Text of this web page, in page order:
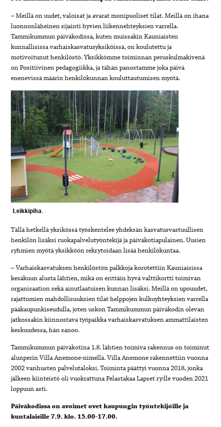
– Meillä on uudet, valoisat ja avarat monipuoliset tilat. Meillä on ihana
luonnonläheinen sijainti hyvien liikennehteyksien varrella.
Tammikummun päiväkodissa, kuten muissakin Kauniaisten
kunnallisissa varhaiskasvatusyksiköissä, on koulutettu ja
motivoitunut henkilöstö. Yksikkömme toiminnan peruskulmakivenä
on Positiivinen pedagogiikka, ja tähän panostamme joka päivä
enenevissä määrin henkilökunnan kouluttautumisen myötä.
Leikkipiha.
Tällä hetkellä yksikössä työskentelee yhdeksän kasvatusvastuullisen
henkilön lisäksi ruokapalvelutyöntekijä ja päiväkotiapulainen. Uusien
ryhmien myötä yksikköön rekrytoidaan lisää henkilökuntaa.
– Varhaiskasvatuksen henkilöstön palkkoja korotettiin Kauniaisissa
kesäkuun alusta lähtien, mikä on erittäin hyvä valttikortti toimivan
organisaation sekä ainutlaatuisen kunnan lisäksi. Meillä on upouudet,
rajattomien mahdollisuuksien tilat helppojen kulkuyhteyksien varrella
pääkaupunkiseudulla, joten uskon Tammikummun päiväkodin olevan
jatkossakin kiinnostava työpaikka varhaiskasvatuksen ammattilaisten
keskuudessa, hän sanoo.
Tammikummun päiväkotina 1.8. lähtien toimiva rakennus on toiminut
alunperin Villa Anemone-nimellä. Villa Anemone rakennettiin vuonna
2002 vanhusten palvelutaloksi. Toiminta päättyi vuonna 2018, jonka
jälkeen kiinteistö oli vuokrattuna Pelastakaa Lapset ry:lle vuoden 2021
loppuun asti.
Päiväkodissa on avoimet ovet kaupungin työntekijöille ja
kuntalaisille 7.9. klo. 15.00-17.00.